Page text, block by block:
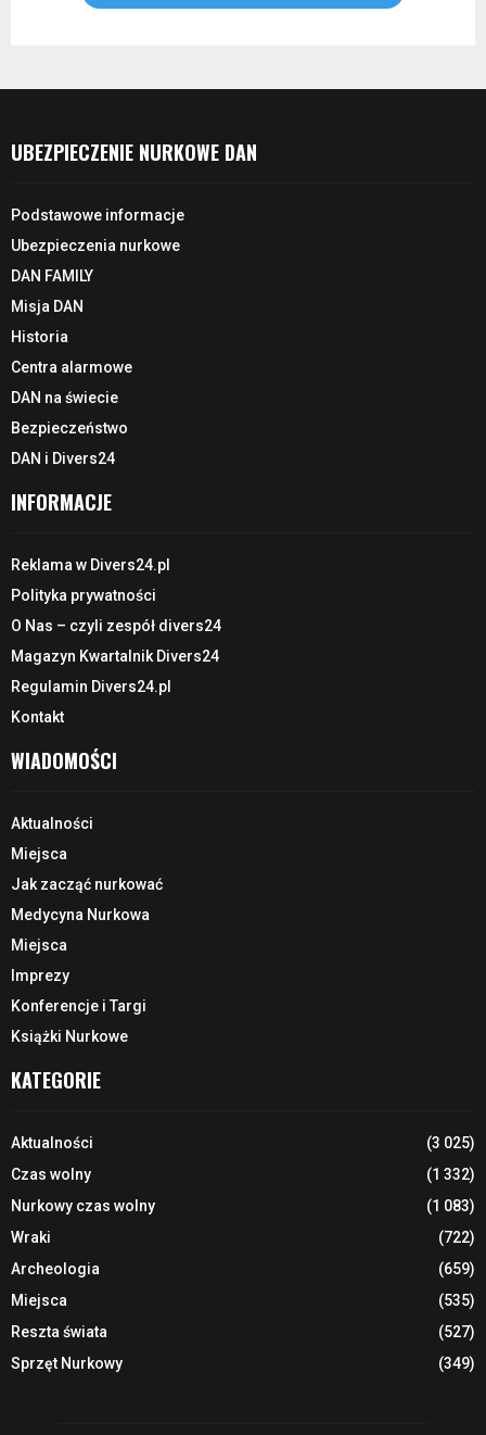
UBEZPIECZENIE NURKOWE DAN
Podstawowe informacje
Ubezpieczenia nurkowe
DAN FAMILY
Misja DAN
Historia
Centra alarmowe
DAN na świecie
Bezpieczeństwo
DAN i Divers24
INFORMACJE
Reklama w Divers24.pl
Polityka prywatności
O Nas – czyli zespół divers24
Magazyn Kwartalnik Divers24
Regulamin Divers24.pl
Kontakt
WIADOMOŚCI
Aktualności
Miejsca
Jak zacząć nurkować
Medycyna Nurkowa
Miejsca
Imprezy
Konferencje i Targi
Książki Nurkowe
KATEGORIE
Aktualności
(3 025)
Czas wolny
(1 332)
Nurkowy czas wolny
(1 083)
Wraki
(722)
Archeologia
(659)
Miejsca
(535)
Reszta świata
(527)
Sprzęt Nurkowy
(349)